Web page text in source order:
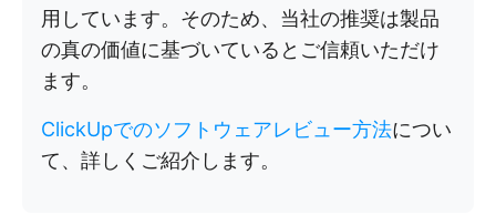
用しています。そのため、当社の推奨は製品
の真の価値に基づいているとご信頼いただけ
ます。
ClickUpでのソフトウェアレビュー方法につい
て、詳しくご紹介します。